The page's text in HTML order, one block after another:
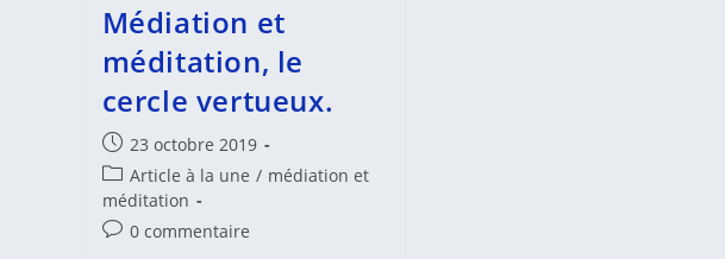
Médiation et
méditation, le
cercle vertueux.
Publication
publiée :
23 octobre 2019
Post
category:
Article à la une / médiation et
méditation
Commentaires
0 commentaire